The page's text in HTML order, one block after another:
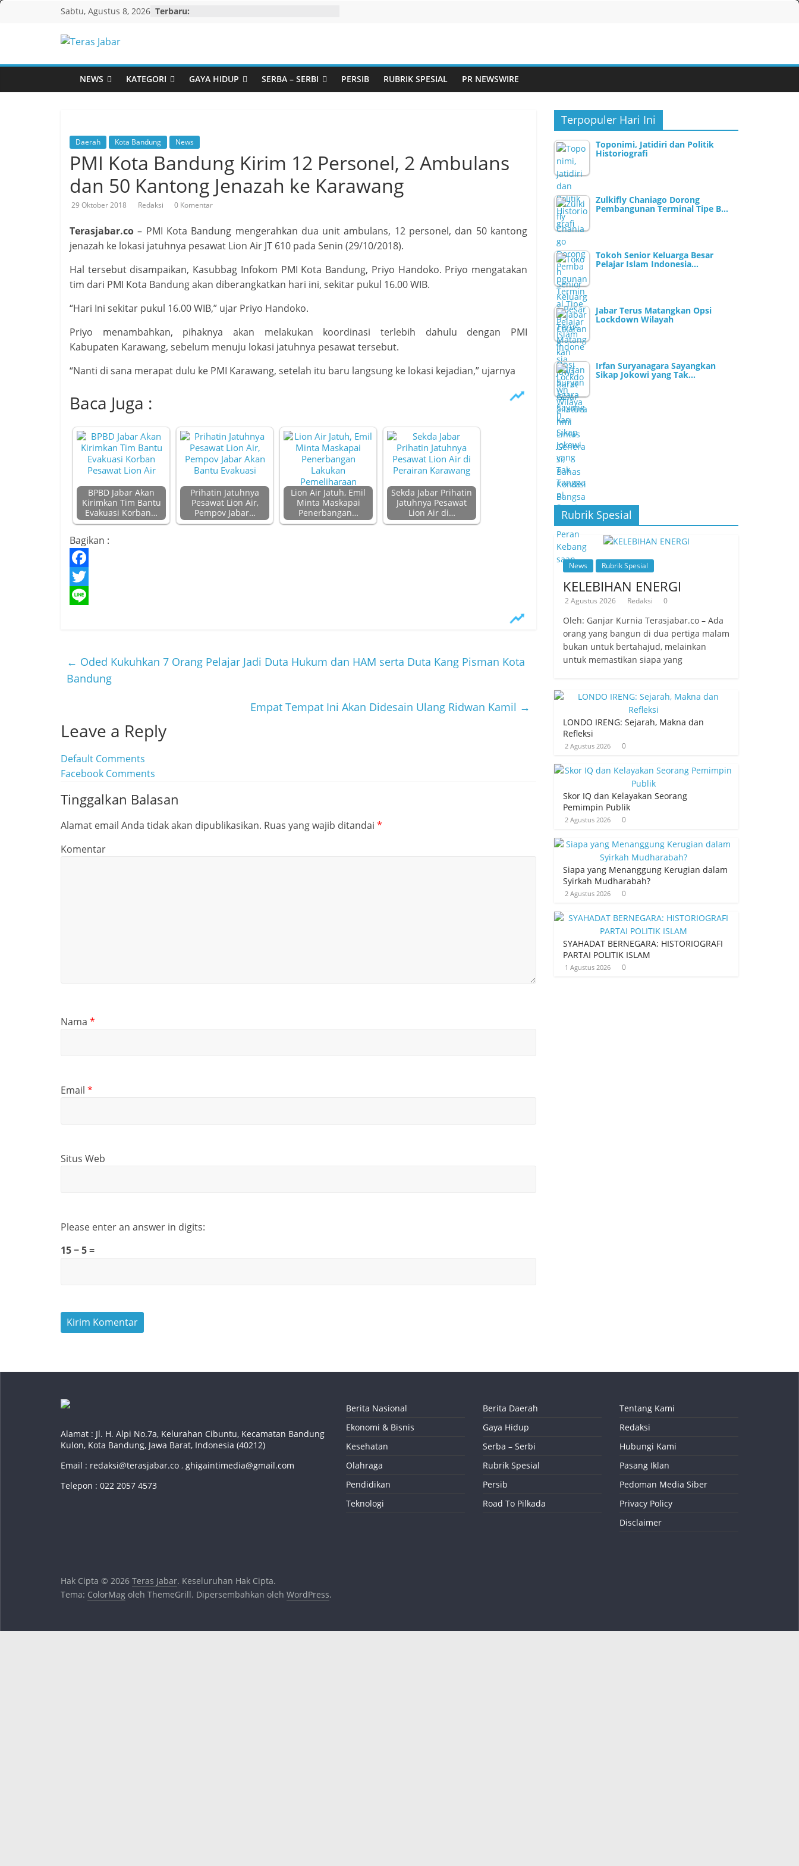
Skip
Sabtu, Agustus 8, 2026 Terbaru:
Teras
Jabar
NEWS KATEGORI GAYA HIDUP SERBA – SERBI PERSIB RUBRIK SPESIAL PR NEWSWIRE
Daerah Kota Bandung News
PMI Kota Bandung Kirim 12 Personel, 2 Ambulans
dan 50 Kantong Jenazah ke Karawang
29 Oktober 2018 Redaksi 0 Komentar
Terasjabar.co – PMI Kota Bandung mengerahkan dua unit ambulans, 12 personel, dan 50 kantong
jenazah ke lokasi jatuhnya pesawat Lion Air JT 610 pada Senin (29/10/2018).
Hal tersebut disampaikan, Kasubbag Infokom PMI Kota Bandung, Priyo Handoko. Priyo mengatakan
tim dari PMI Kota Bandung akan diberangkatkan hari ini, sekitar pukul 16.00 WIB.
“Hari Ini sekitar pukul 16.00 WIB,” ujar Priyo Handoko.
Priyo menambahkan, pihaknya akan melakukan koordinasi terlebih dahulu dengan PMI
Kabupaten Karawang, sebelum menuju lokasi jatuhnya pesawat tersebut.
“Nanti di sana merapat dulu ke PMI Karawang, setelah itu baru langsung ke lokasi kejadian,” ujarnya
Baca Juga :
BPBD Jabar Akan
Kirimkan Tim Bantu
Evakuasi Korban…
Prihatin Jatuhnya
Pesawat Lion Air,
Pempov Jabar…
Lion Air Jatuh, Emil
Minta Maskapai
Penerbangan…
Sekda Jabar Prihatin
Jatuhnya Pesawat
Lion Air di…
Bagikan :
F
a
o
T
te
← Oded Kukuhkan 7 Orang Pelajar Jadi Duta Hukum dan HAM serta Duta Kang Pisman Kota
Bandung
Empat Tempat Ini Akan Didesain Ulang Ridwan Kamil →
Leave a Reply
Default Comments
Facebook Comments
Tinggalkan Balasan
Alamat email Anda tidak akan dipublikasikan. Ruas yang wajib ditandai *
Komentar
Nama *
Email *
Situs Web
Please enter an answer in digits:
15 − 5 =
Terpopuler Hari Ini
Toponimi, Jatidiri dan Politik
Historiografi
Zulkifly Chaniago Dorong
Pembangunan Terminal Tipe B…
Tokoh Senior Keluarga Besar
Pelajar Islam Indonesia…
Jabar Terus Matangkan Opsi
Lockdown Wilayah
Irfan Suryanagara Sayangkan
Sikap Jokowi yang Tak…
Rubrik Spesial
News Rubrik Spesial
KELEBIHAN ENERGI
2 Agustus 2026 Redaksi 0
Oleh: Ganjar Kurnia Terasjabar.co – Ada
orang yang bangun di dua pertiga malam
bukan untuk bertahajud, melainkan
untuk memastikan siapa yang
LONDO IRENG: Sejarah, Makna dan
Refleksi
2 Agustus 2026 0
Skor IQ dan Kelayakan Seorang
Pemimpin Publik
2 Agustus 2026 0
Siapa yang Menanggung Kerugian dalam
Syirkah Mudharabah?
2 Agustus 2026 0
SYAHADAT BERNEGARA: HISTORIOGRAFI
PARTAI POLITIK ISLAM
1 Agustus 2026 0
Alamat : Jl. H. Alpi No.7a, Kelurahan Cibuntu, Kecamatan Bandung
Kulon, Kota Bandung, Jawa Barat, Indonesia (40212)
Email : redaksi@terasjabar.co , ghigaintimedia@gmail.com
Telepon : 022 2057 4573
Berita Nasional
Ekonomi & Bisnis
Kesehatan
Olahraga
Pendidikan
Teknologi
Berita Daerah
Gaya Hidup
Serba – Serbi
Rubrik Spesial
Persib
Road To Pilkada
Tentang Kami
Redaksi
Hubungi Kami
Pasang Iklan
Pedoman Media Siber
Privacy Policy
Disclaimer
Hak Cipta © 2026 Teras Jabar. Keseluruhan Hak Cipta.
Tema: ColorMag oleh ThemeGrill. Dipersembahkan oleh WordPress.